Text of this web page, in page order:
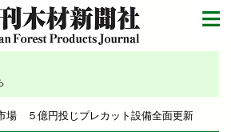
場 ５億円投じプレカット設備全面更新